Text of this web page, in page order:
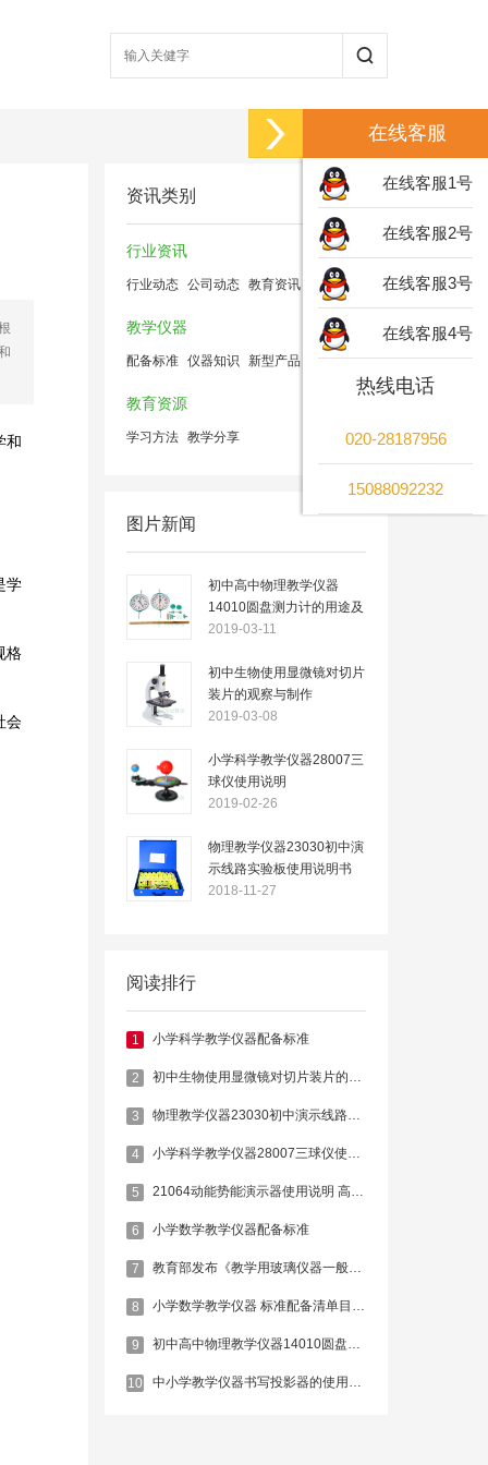
资讯类别
行业资讯
行业动态 公司动态 教育资讯
教学仪器
配备标准 仪器知识 新型产品
教育资源
学习方法 教学分享
图片新闻
初中高中物理教学仪器
14010圆盘测力计的用途及
使用说明
2019-03-11
初中生物使用显微镜对切片
装片的观察与制作
2019-03-08
小学科学教学仪器28007三
球仪使用说明
2019-02-26
物理教学仪器23030初中演
示线路实验板使用说明书
2018-11-27
阅读排行
1 小学科学教学仪器配备标准
2 初中生物使用显微镜对切片装片的观察与制作
3 物理教学仪器23030初中演示线路实验板使用说明书
4 小学科学教学仪器28007三球仪使用说明
5 21064动能势能演示器使用说明 高中物理育星教仪
6 小学数学教学仪器配备标准
7 教育部发布《教学用玻璃仪器一般质量要求和试验方法》等69项教育行业标准转发
8 小学数学教学仪器 标准配备清单目录有多少仪器
9 初中高中物理教学仪器14010圆盘测力计的用途及使用说明
10 中小学教学仪器书写投影器的使用方法及维护说明
和
学
格
会
在线客服
在线客服1号
在线客服2号
在线客服3号
在线客服4号
热线电话
020-28187956
15088092232